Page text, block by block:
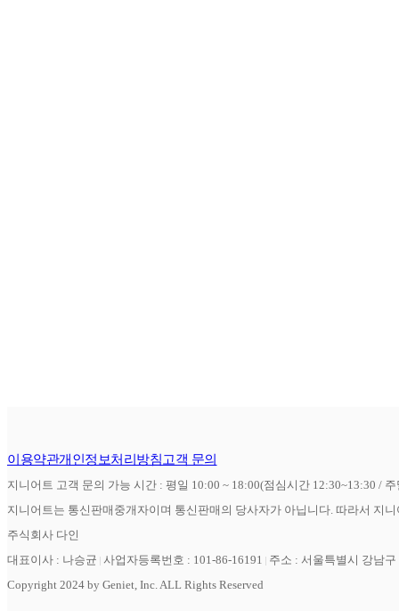
이용약관개인정보처리방침고객 문의
지니어트 고객 문의 가능 시간 : 평일 10:00 ~ 18:00(점심시간 12:30~13:30 /
지니어트는 통신판매중개자이며 통신판매의 당사자가 아닙니다. 따라서 지
주식회사 다인
대표이사 : 나승균 사업자등록번호 : 101-86-16191
주소 : 서울특별시 강남
Copyright 2024 by Geniet, Inc. ALL Rights Reserved